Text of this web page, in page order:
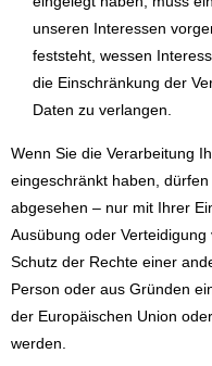
unseren Interessen
feststeht, wessen
die Einschränkung der
Daten zu verlangen.
Wenn Sie die Verarbeitung
eingeschränkt haben,
abgesehen – nur mit Ihrer
Ausübung oder
Schutz der Rechte einer
Person oder aus Gründen
der Europäischen Union
werden.